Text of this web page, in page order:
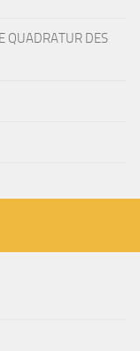
QUADRATUR DES